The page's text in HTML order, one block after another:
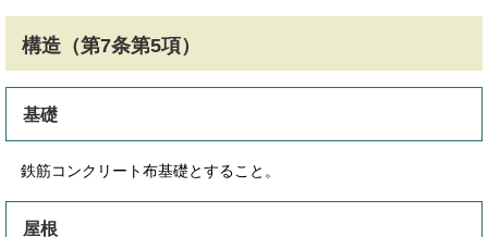
構造（第7条第5項）
基礎
鉄筋コンクリート布基礎とすること。
屋根